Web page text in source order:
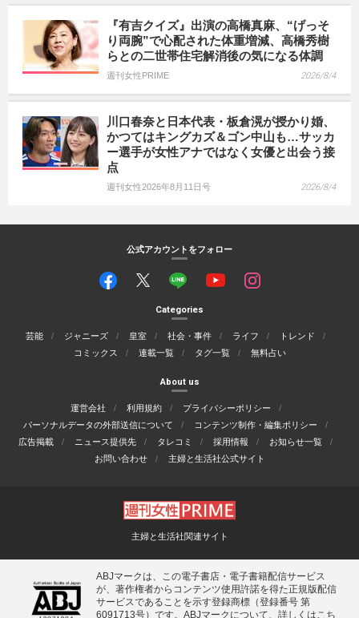
『有吉クイズ』出演の高橋真麻、“げっそ
り両腕”で心配された体重増減、高橋秀樹
らとの二世帯住宅解消後の気になる体調
週刊女性PRIME 2026/8/4
川口春奈と日本代表・板倉滉が授かり婚、
かつてはキングカズ＆ゴン中山も…サッカ
ー選手が女性アナではなく女優と出会う接
点
週刊女性2026年8月11日号 2026/8/4
公式アカウントをフォロー
Categories
芸能 ジャニーズ 皇室 社会・事件 ライフ
トレンド
コミックス
連載一覧 タグ一覧 無料占い
About us
運営会社 利用規約
プライバシーポリシー
パーソナルデータの外部送信について
コンテンツ制作・編集ポリシー
広告掲載
ニュース提供先 タレコミ 採用情報
お知らせ一覧
お問い合わせ
主婦と生活社公式サイト
主婦と生活社関連サイト
ABJマークは、この電子書店・電子書籍配信サービス
が、著作権者からコンテンツ使用許諾を得た正規版配信
サービスであることを示す登録商標（登録番号 第
6091713号）です。ABJマークについて、詳しくはこち